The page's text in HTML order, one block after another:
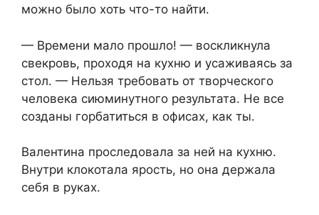
можно было хоть что-то найти.
— Времени мало прошло! — воскликнула
свекровь, проходя на кухню и усаживаясь за
стол. — Нельзя требовать от творческого
человека сиюминутного результата. Не все
созданы горбатиться в офисах, как ты.
Валентина проследовала за ней на кухню.
Внутри клокотала ярость, но она держала
себя в руках.